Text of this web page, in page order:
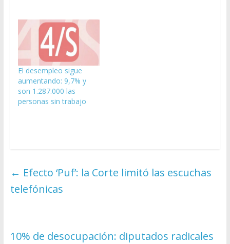
El desempleo sigue
aumentando: 9,7% y
son 1.287.000 las
personas sin trabajo
← Efecto ‘Puf’: la Corte limitó las escuchas
telefónicas
10% de desocupación: diputados radicales